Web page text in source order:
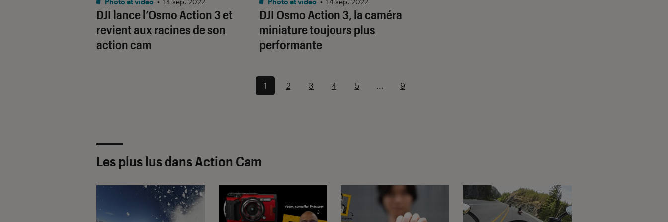
DJI lance l’Osmo Action 3 et
revient aux racines de son
action cam
DJI Osmo Action 3, la caméra
miniature toujours plus
performante
1 2 3 4 5 ... 9
Les plus lus dans Action Cam